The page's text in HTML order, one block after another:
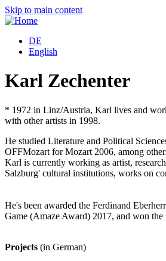
Skip to main content
DE
English
Karl Zechenter
* 1972 in Linz/Austria, Karl lives and
with other artists in 1998.
He studied Literature and Political
OFFMozart for Mozart 2006, among
Karl is currently working as artist,
Salzburg' cultural institutions, works on
He's been awarded the Ferdinand
Game (Amaze Award) 2017, and won
Projects (in German)